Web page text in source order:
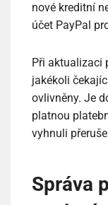
nové kreditní
účet PayPal
Při aktualizaci
jakékoli
ovlivněny. Je
platnou
vyhnuli
Správa